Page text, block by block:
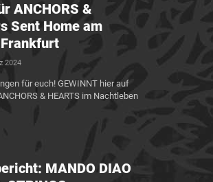
ANCHORS &
Sent Home am
2024
für euch! GEWINNT hier auf
& HEARTS im Nachtleben
MANDO DIAO